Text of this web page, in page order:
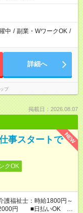
中 / 副業・WワークOK /
詳細へ
プ
掲載日：2026.08.07
NEW
事スタートで
クOK
護福祉士：時給1800円～
2000円 ■日払いOK ■